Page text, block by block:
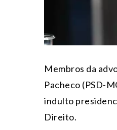
Membros da
Pacheco (PSD-
indulto
Direito.